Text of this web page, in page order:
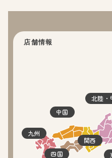
店舗情報
北陸・
関西
四国
中国
九州